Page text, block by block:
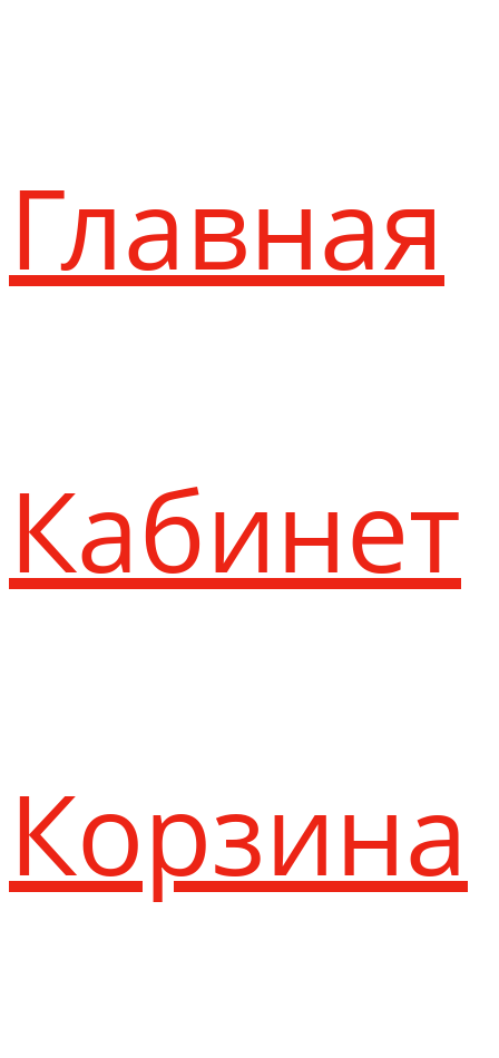
Главная
Кабинет
Корзина